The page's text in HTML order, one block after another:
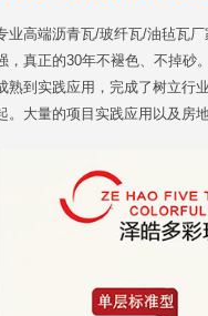
业高端沥青瓦/玻纤瓦/油毡瓦
，真正的30年不褪色、不掉砂
熟到实践应用，完成了树立行
。大量的项目实践应用以及房